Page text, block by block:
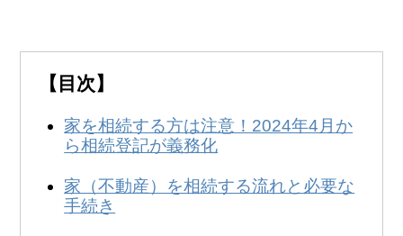
【目次】
家を相続する方は注意！2024年4月か
ら相続登記が義務化
家（不動産）を相続する流れと必要な
手続き